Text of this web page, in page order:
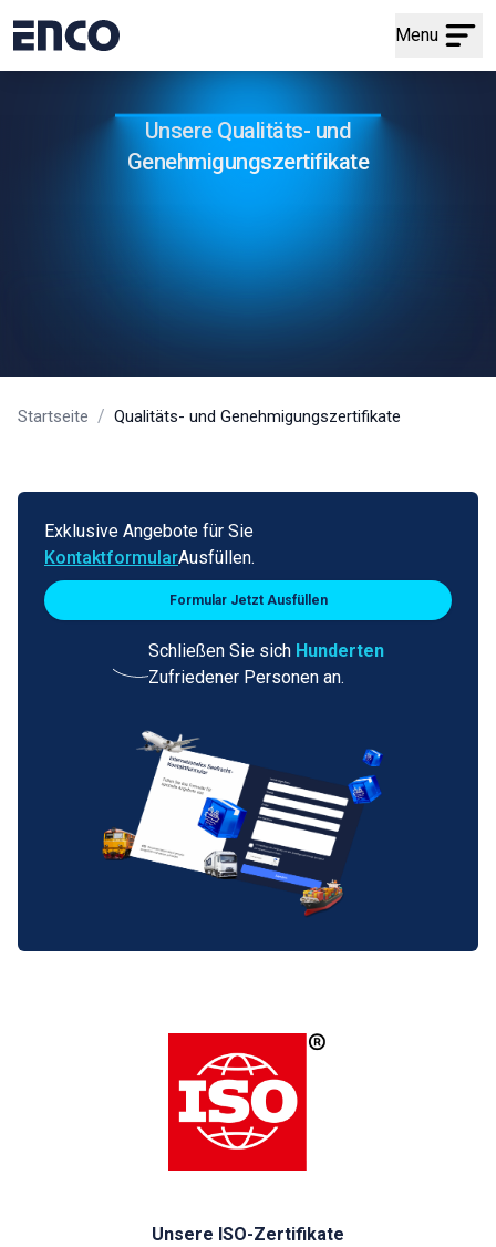
Menu
Unsere Qualitäts- und
Genehmigungszertifikate
Startseite / Qualitäts- und Genehmigungszertifikate
Exklusive Angebote für Sie
KontaktformularAusfüllen.
Formular Jetzt Ausfüllen
Schließen Sie sich Hunderten
Zufriedener Personen an.
Unsere ISO-Zertifikate